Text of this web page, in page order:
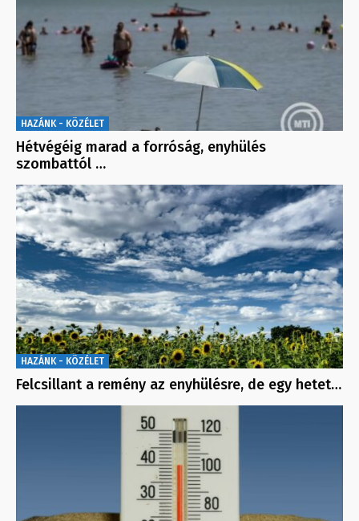
HAZÁNK - KÖZÉLET
Hétvégéig marad a forróság, enyhülés
szombattól …
HAZÁNK - KÖZÉLET
Felcsillant a remény az enyhülésre, de egy hetet…